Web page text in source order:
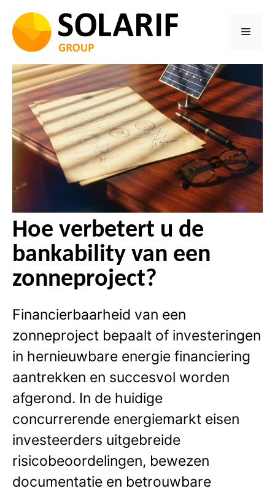
naar
inhoud
Menu
Hoe verbetert u de
bankability van een
zonneproject?
Financierbaarheid van een
zonneproject bepaalt of investeringen
in hernieuwbare energie financiering
aantrekken en succesvol worden
afgerond. In de huidige
concurrerende energiemarkt eisen
investeerders uitgebreide
risicobeoordelingen, bewezen
documentatie en betrouwbare